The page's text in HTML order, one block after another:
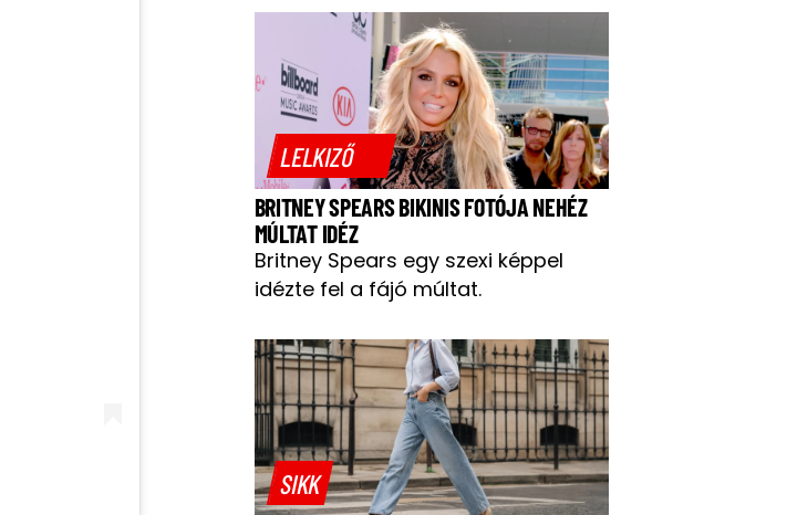
LELKIZŐ
BRITNEY SPEARS BIKINIS FOTÓJA NEHÉZ
MÚLTAT IDÉZ
Britney Spears egy szexi képpel
idézte fel a fájó múltat.
SIKK